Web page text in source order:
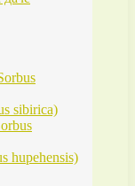
sibirica)
hupehensis)